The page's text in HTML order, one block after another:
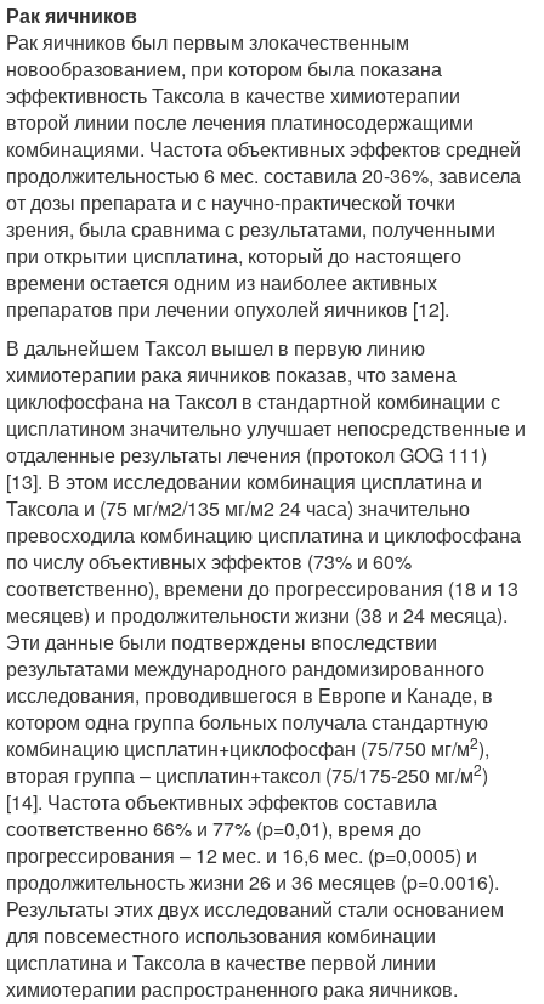
Рак яичников
Рак яичников был первым злокачественным
новообразованием, при котором была показана
эффективность Таксола в качестве химиотерапии
второй линии после лечения платиносодержащими
комбинациями. Частота объективных эффектов средней
продолжительностью 6 мес. составила 20-36%, зависела
от дозы препарата и с научно-практической точки
зрения, была сравнима с результатами, полученными
при открытии цисплатина, который до настоящего
времени остается одним из наиболее активных
препаратов при лечении опухолей яичников [12].
В дальнейшем Таксол вышел в первую линию
химиотерапии рака яичников показав, что замена
циклофосфана на Таксол в стандартной комбинации с
цисплатином значительно улучшает непосредственные и
отдаленные результаты лечения (протокол GOG 111)
[13]. В этом исследовании комбинация цисплатина и
Таксола и (75 мг/м2/135 мг/м2 24 часа) значительно
превосходила комбинацию цисплатина и циклофосфана
по числу объективных эффектов (73% и 60%
соответственно), времени до прогрессирования (18 и 13
месяцев) и продолжительности жизни (38 и 24 месяца).
Эти данные были подтверждены впоследствии
результатами международного рандомизированного
исследования, проводившегося в Европе и Канаде, в
котором одна группа больных получала стандартную
комбинацию цисплатин+циклофосфан (75/750 мг/м2),
вторая группа – цисплатин+таксол (75/175-250 мг/м2)
[14]. Частота объективных эффектов составила
соответственно 66% и 77% (p=0,01), время до
прогрессирования – 12 мес. и 16,6 мес. (p=0,0005) и
продолжительность жизни 26 и 36 месяцев (p=0.0016).
Результаты этих двух исследований стали основанием
для повсеместного использования комбинации
цисплатина и Таксола в качестве первой линии
химиотерапии распространенного рака яичников.